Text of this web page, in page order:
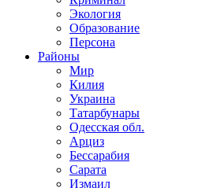
Экология
Образование
Персона
Районы
Мир
Килия
Украина
Татарбунары
Одесская обл.
Арциз
Бессарабия
Сарата
Измаил